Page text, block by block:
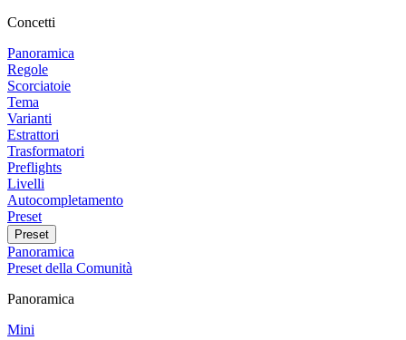
Concetti
Panoramica
Regole
Scorciatoie
Tema
Varianti
Estrattori
Trasformatori
Preflights
Livelli
Autocompletamento
Preset
Preset
Panoramica
Preset della Comunità
Panoramica
Mini